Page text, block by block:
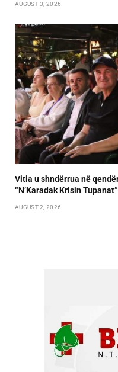
AUGUST 3, 2026
Vitia u shndërrua në
“N’Karadak Krisin Tupanat”
AUGUST 2, 2026